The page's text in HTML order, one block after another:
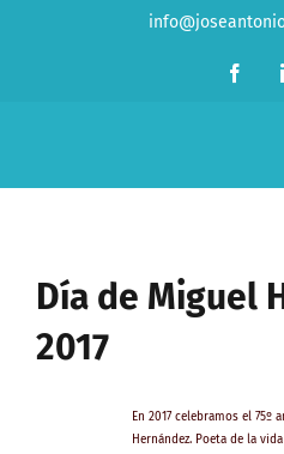
Día de Miguel
2017
En 2017 celebramos el
Hernández. Poeta de la